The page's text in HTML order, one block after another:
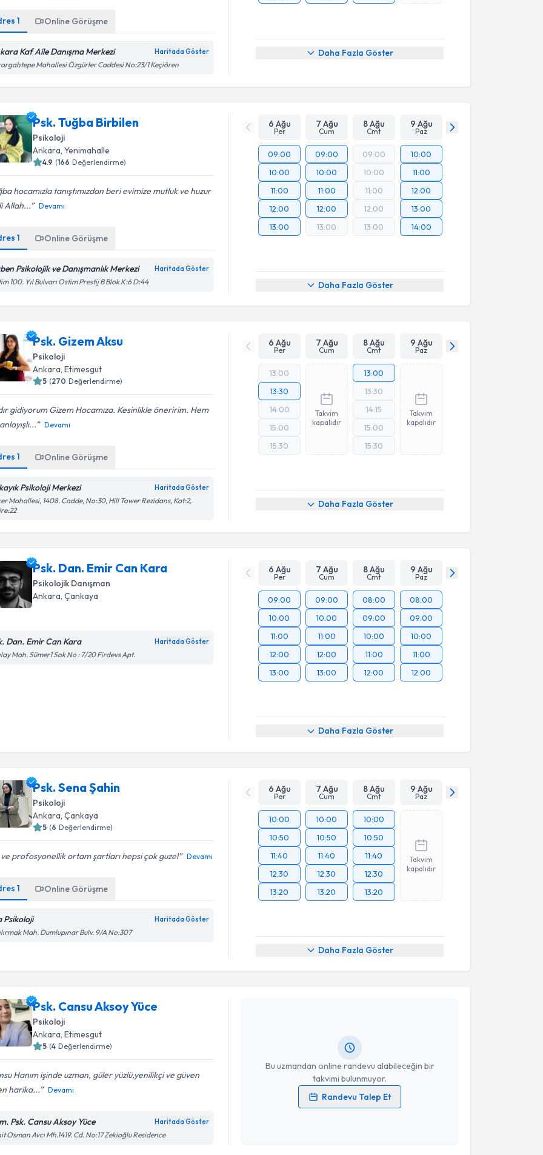
1 Online Görüşme
Kaf Aile Danışma Merkezi Haritada Göster
Mahallesi Özgürler Caddesi No:23/1 Keçiören
Daha Fazla Göster
Psk. Tuğba Birbilen
Psikoloji
Ankara , Yenimahalle
4.9 (166 Değerlendirme)
hocamızla tanıştımızdan beri evimize mutluk ve huzur
Allah...
Devamı
1 Online Görüşme
Psikolojik ve Danışmanlık Merkezi Haritada Göster
100. Yıl Bulvarı Ostim Prestij B Blok K:6 D:44
6 Ağu
Per
7 Ağu
Cum
8 Ağu
Cmt
9 Ağu
Paz
09:00
10:00
11:00
12:00
13:00
09:00
10:00
11:00
12:00
13:00
09:00
10:00
11:00
12:00
13:00
10:00
11:00
12:00
13:00
14:00
Daha Fazla Göster
Psk. Gizem Aksu
Psikoloji
Ankara, Etimesgut
5 (270 Değerlendirme)
gidiyorum Gizem Hocamıza. Kesinlikle öneririm. Hem
Devamı
1 Online Görüşme
Psikoloji Merkezi Haritada Göster
Mahallesi, 1408. Cadde, No:30, Hill Tower Rezidans, Kat:2,
6 Ağu
Per
7 Ağu
Cum
8 Ağu
Cmt
9 Ağu
Paz
13:00
13:30
14:00
15:00
15:30
Takvim
kapalıdır
13:00
13:30
14:15
15:00
15:30
Takvim
kapalıdır
Daha Fazla Göster
Psk. Dan. Emir Can Kara
Psikolojik Danışman
Ankara, Çankaya
Dan. Emir Can Kara Haritada Göster
Mah. Sümer1 Sok No : 7/20 Firdevs Apt.
6 Ağu
Per
7 Ağu
Cum
8 Ağu
Cmt
9 Ağu
Paz
09:00
10:00
11:00
12:00
13:00
09:00
10:00
11:00
12:00
13:00
08:00
09:00
10:00
11:00
12:00
08:00
09:00
10:00
11:00
12:00
Daha Fazla Göster
Psk. Sena Şahin
Psikoloji
Ankara , Çankaya
5 (6 Değerlendirme)
profosyonellik ortam şartları hepsi çok guzel Devamı
1 Online Görüşme
Psikoloji Haritada Göster
Mah. Dumlupınar Bulv. 9/A No:307
6 Ağu
Per
7 Ağu
Cum
8 Ağu
Cmt
9 Ağu
Paz
10:00
10:50
11:40
12:30
13:20
10:00
10:50
11:40
12:30
13:20
10:00
10:50
11:40
12:30
13:20
Takvim
kapalıdır
Daha Fazla Göster
Psk. Cansu Aksoy Yüce
Psikoloji
Ankara, Etimesgut
5 (4 Değerlendirme)
Hanım işinde uzman, güler yüzlü,yenilikçi ve güven
harika...
Devamı
Psk. Cansu Aksoy Yüce Haritada Göster
Osman Avcı Mh.1419. Cd. No:17 Zekioğlu Residence
Bu uzmandan online randevu alabileceğin bir
takvimi bulunmuyor.
Randevu Talep Et
Randevu Takvimi Talebi
Psk. Cansu Aksoy Yüce
Kişisel verilerimin işlenmesine ilişkinAydınlatma Metni